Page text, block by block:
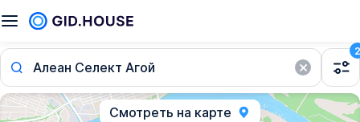
Алеан Селект Агой
2
Смотреть на карте